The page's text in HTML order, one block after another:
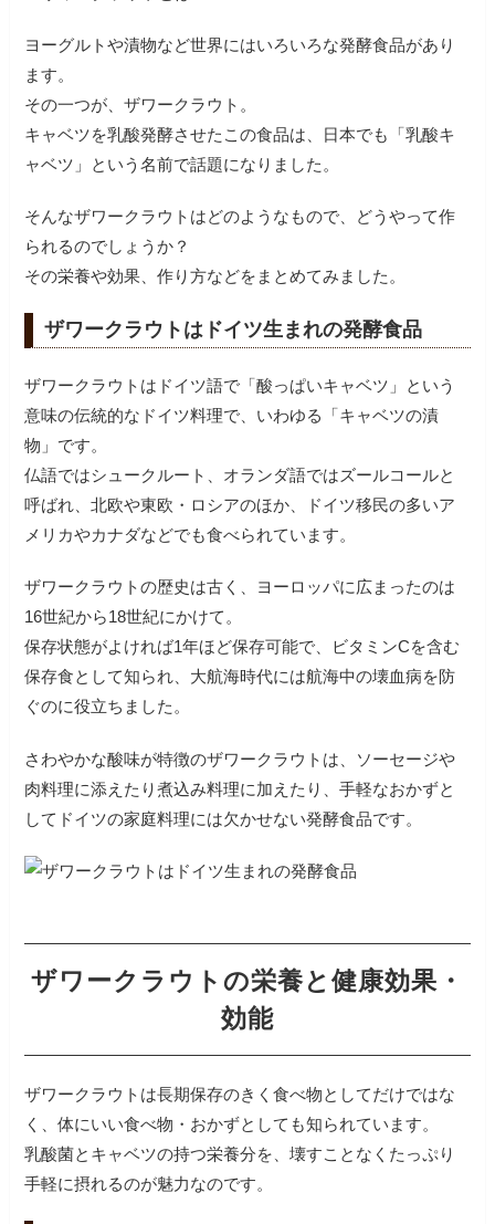
ヨーグルトや漬物など世界にはいろいろな発酵食品があり
ます。
その一つが、ザワークラウト。
キャベツを乳酸発酵させたこの食品は、日本でも「乳酸キ
ャベツ」という名前で話題になりました。
そんなザワークラウトはどのようなもので、どうやって作
られるのでしょうか？
その栄養や効果、作り方などをまとめてみました。
ザワークラウトはドイツ生まれの発酵食品
ザワークラウトはドイツ語で「酸っぱいキャベツ」という
意味の伝統的なドイツ料理で、いわゆる「キャベツの漬
物」です。
仏語ではシュークルート、オランダ語ではズールコールと
呼ばれ、北欧や東欧・ロシアのほか、ドイツ移民の多いア
メリカやカナダなどでも食べられています。
ザワークラウトの歴史は古く、ヨーロッパに広まったのは
16世紀から18世紀にかけて。
保存状態がよければ1年ほど保存可能で、ビタミンCを含む
保存食として知られ、大航海時代には航海中の壊血病を防
ぐのに役立ちました。
さわやかな酸味が特徴のザワークラウトは、ソーセージや
肉料理に添えたり煮込み料理に加えたり、手軽なおかずと
してドイツの家庭料理には欠かせない発酵食品です。
ザワークラウトの栄養と健康効果・
効能
ザワークラウトは長期保存のきく食べ物としてだけではな
く、体にいい食べ物・おかずとしても知られています。
乳酸菌とキャベツの持つ栄養分を、壊すことなくたっぷり
手軽に摂れるのが魅力なのです。